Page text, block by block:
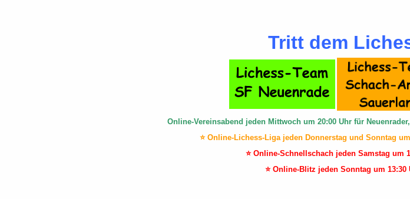
Tritt dem
Online-Vereinsabend jeden Mittwoch um 20:00 Uhr für
⭐ Online-Lichess-Liga jeden Donnerstag und Sonntag
⭐ Online-Schnellschach jeden Samstag um
⭐ Online-Blitz jeden Sonntag um 13:30